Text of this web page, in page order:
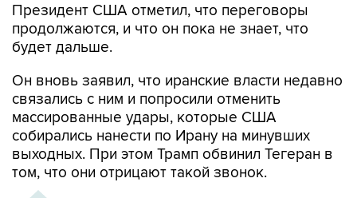
Президент США отметил, что переговоры
продолжаются, и что он пока не знает, что
будет дальше.
Он вновь заявил, что иранские власти недавно
связались с ним и попросили отменить
массированные удары, которые США
собирались нанести по Ирану на минувших
выходных. При этом Трамп обвинил Тегеран в
том, что они отрицают такой звонок.